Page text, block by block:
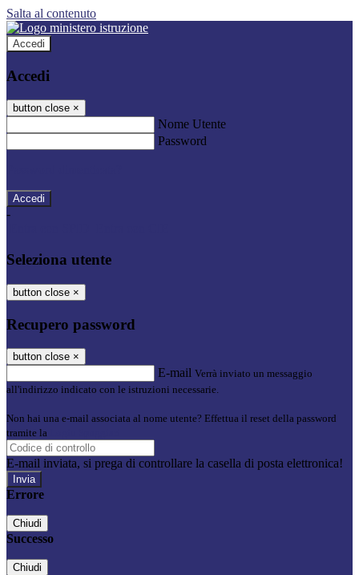
Salta al contenuto
Accedi
Accedi
button close ×
Nome Utente
Password
-
Seleziona utente
button close ×
Recupero password
button close ×
E-mail Verrà inviato un messaggio
all'indirizzo indicato con le istruzioni necessarie.
Non hai una e-mail associata al nome utente? Effettua il reset della password
tramite la
E-mail inviata, si prega di controllare la casella di posta elettronica!
Errore
Chiudi
Successo
Chiudi